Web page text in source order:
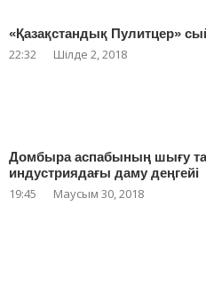
«Қазақстандық Пулитцер»
22:32 Шілде 2, 2018
Домбыра аспабының шығу
индустриядағы даму деңгейі
19:45 Маусым 30, 2018